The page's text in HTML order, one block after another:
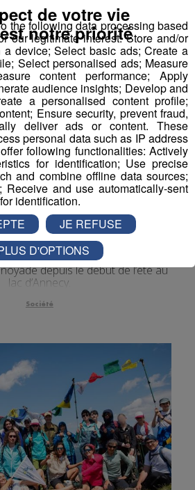
une noyade au lac,
noire se poursuit
depuis le début de l’été au
lac d’Annecy.
Société
the following data processing based
our legitimate interest: Store and/or
a device; Select basic ads; Create a
Select personalised ads; Measure
content performance; Apply
audience insights; Develop and
a personalised content profile;
Ensure security, prevent fraud,
deliver ads or content. These
personal data such as IP address
following functionalities: Actively
for identification; Use precise
and combine offline data sources;
Receive and use automatically-sent
identification.
de votre vie
notre priorité
JE REFUSE
D'OPTIONS